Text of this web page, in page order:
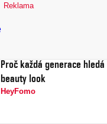
Reklama
Proč každá generace
beauty look
HeyFomo